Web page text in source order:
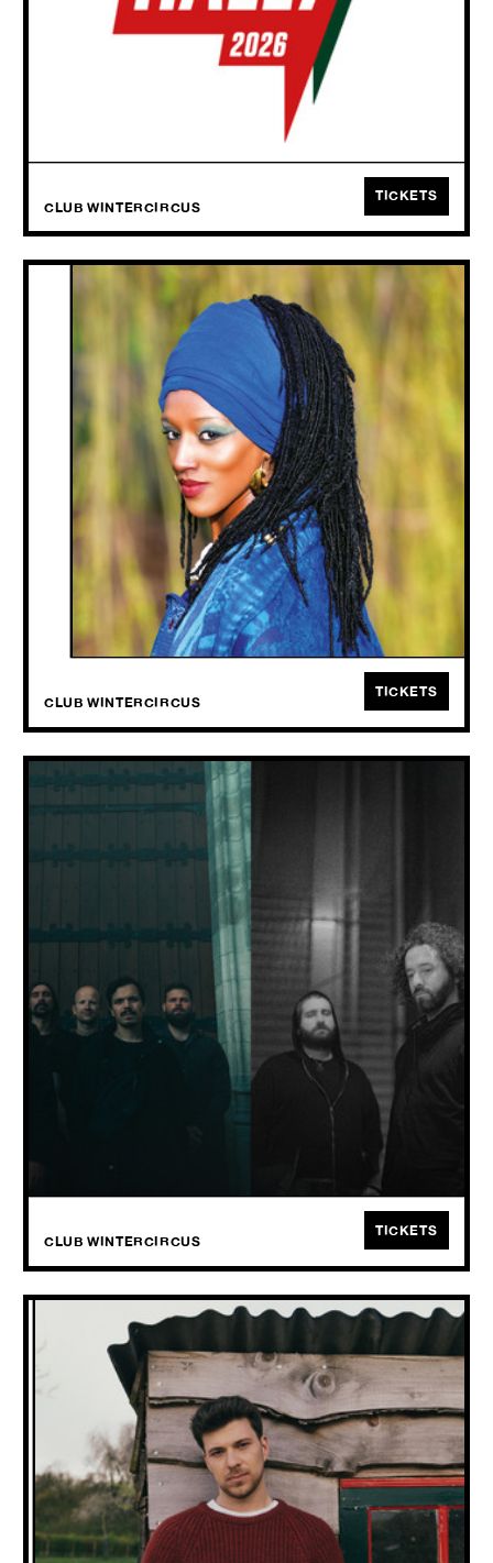
Tijdens de eerste halve finale van de 25ste jubileumeditie van Humo’s
Rock Rally transformeren we Club Wintercircus in de ultieme arena
van de rock-’n-roll, hiphop, elektronica en alles daartussenin.
CLUB WINTERCIRCUS
TICKETS
SAT
17.10
2026
MO’KALAMITY & THE WIZARDS
+ Pirates Crew + Team DAMP
Een avond vol reggae waar stilstaan onmogelijk is!
CLUB WINTERCIRCUS
TICKETS
SUN
18.10
2026
HIPPOTRAKTOR + HYPNO5E
Klaar voor een stevige double bill? Op 18 oktober zal Club
Wintercircus even beven, want HIPPOTRAKTOR en HYPNO5E
schudden elkaar de hand voor een fenomenale avond.
CLUB WINTERCIRCUS
TICKETS
WED
21.10
2026